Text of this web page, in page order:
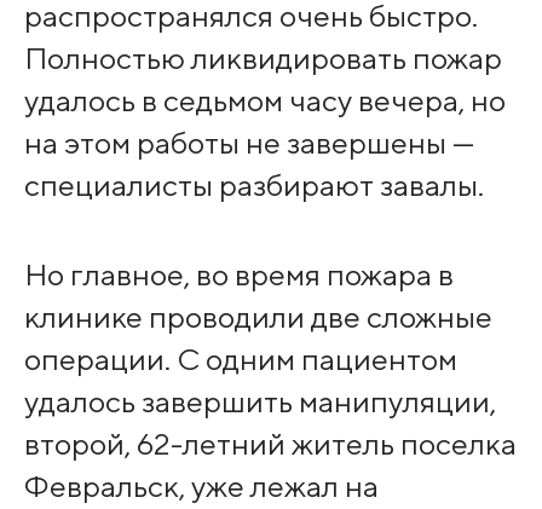
распространялся очень быстро.
Полностью ликвидировать пожар
удалось в седьмом часу вечера, но
на этом работы не завершены —
специалисты разбирают завалы.
Но главное, во время пожара в
клинике проводили две сложные
операции. С одним пациентом
удалось завершить манипуляции,
второй, 62-летний житель поселка
Февральск, уже лежал на